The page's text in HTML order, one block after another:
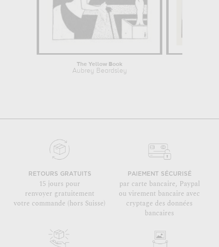
The Yellow Book
Aubrey Beardsley
RETOURS GRATUITS
15 jours pour
renvoyer gratuitement
votre commande (hors Suisse)
PAIEMENT SÉCURISÉ
par carte bancaire, Paypal
ou virement bancaire avec
cryptage des données
bancaires